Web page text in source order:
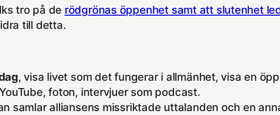
tro på de rödgrönas öppenhet samt att slutenhet
till detta.
, visa livet som det fungerar i allmänhet, visa en
foton, intervjuer som podcast.
samlar alliansens missriktade uttalanden och en